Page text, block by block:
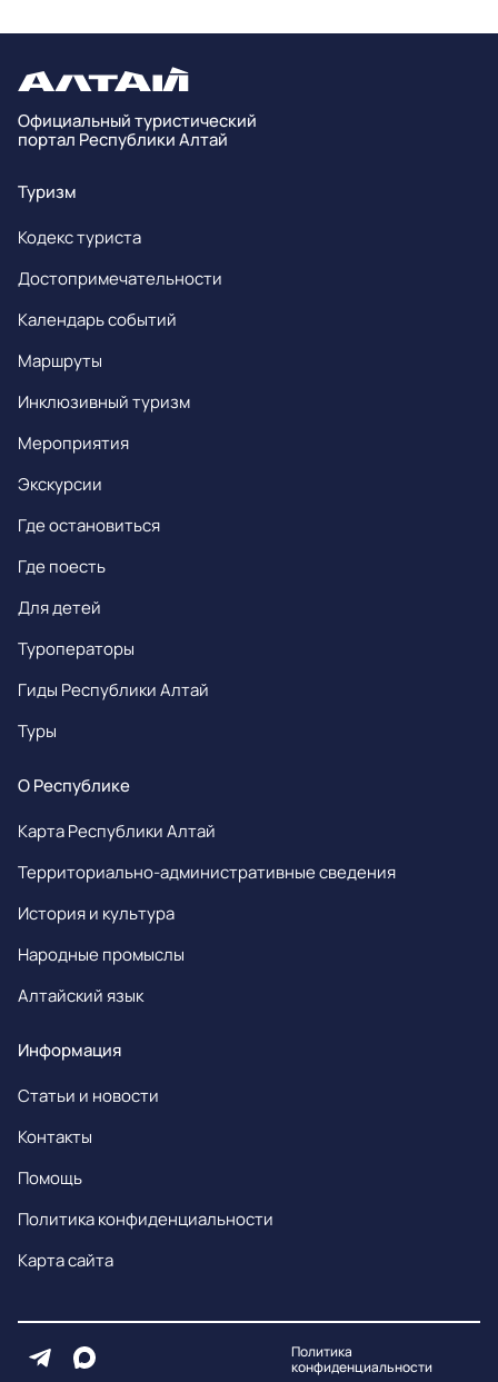
Официальный туристический
портал Республики Алтай
Туризм
Кодекс туриста
Достопримечательности
Календарь событий
Маршруты
Инклюзивный туризм
Мероприятия
Экскурсии
Где остановиться
Где поесть
Для детей
Туроператоры
Гиды Республики Алтай
Туры
О Республике
Карта Республики Алтай
Территориально-административные сведения
История и культура
Народные промыслы
Алтайский язык
Информация
Статьи и новости
Контакты
Помощь
Политика конфиденциальности
Карта сайта
Политика
конфиденциальности